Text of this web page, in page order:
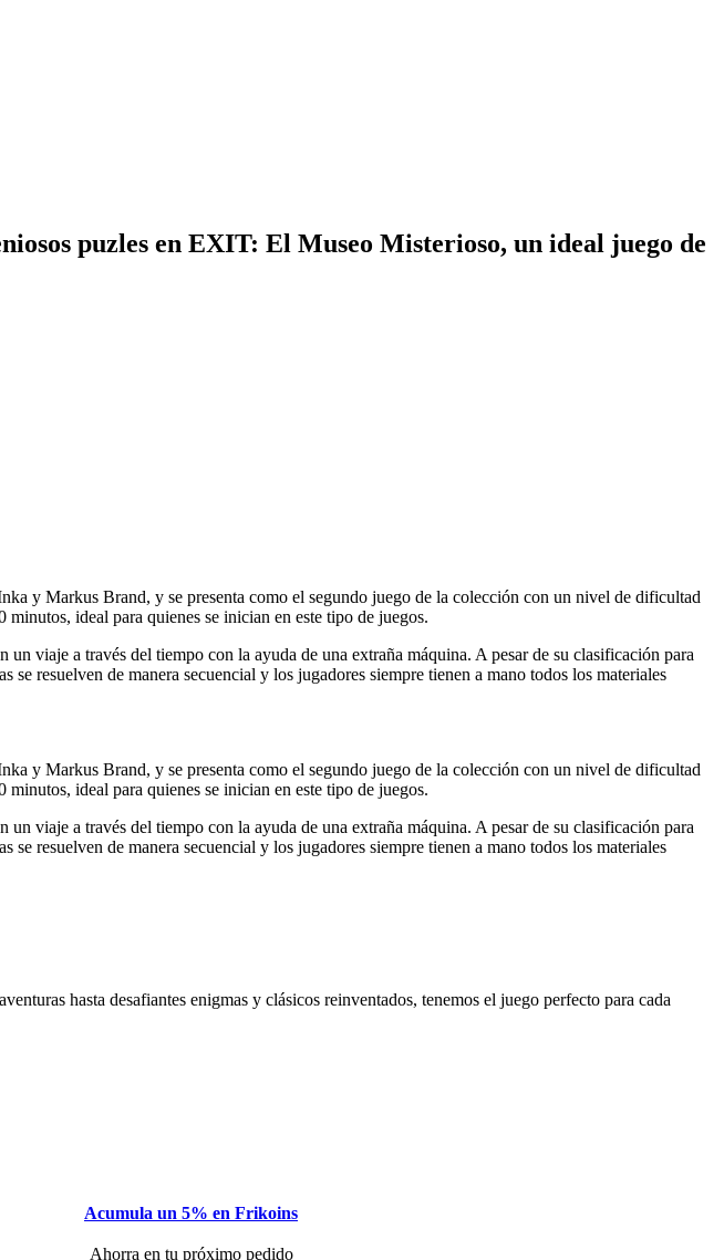
puzles en EXIT: El Museo Misterioso, un ideal juego de
y Markus Brand, y se presenta como el segundo juego de la colección con un nivel de dificultad
ideal para quienes se inician en este tipo de juegos.
viaje a través del tiempo con la ayuda de una extraña máquina. A pesar de su clasificación para
resuelven de manera secuencial y los jugadores siempre tienen a mano todos los materiales
y Markus Brand, y se presenta como el segundo juego de la colección con un nivel de dificultad
ideal para quienes se inician en este tipo de juegos.
viaje a través del tiempo con la ayuda de una extraña máquina. A pesar de su clasificación para
resuelven de manera secuencial y los jugadores siempre tienen a mano todos los materiales
hasta desafiantes enigmas y clásicos reinventados, tenemos el juego perfecto para cada
Acumula un 5% en Frikoins
Ahorra en tu próximo pedido